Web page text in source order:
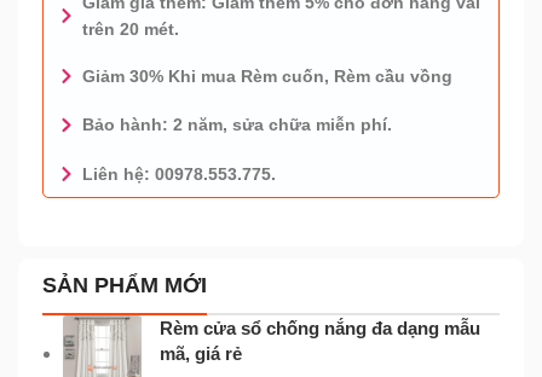
trên 20 mét.
Giảm 30% Khi mua Rèm cuốn, Rèm cầu vồng
Bảo hành: 2 năm, sửa chữa miễn phí.
Liên hệ: 00978.553.775.
0978.553.775 - TƯ VẤN MIỄN PHÍ
SẢN PHẨM MỚI
Rèm cửa sổ chống nắng đa dạng mẫu
mã, giá rẻ